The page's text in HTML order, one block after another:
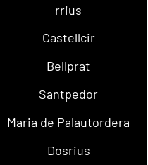
rrius
Castellcir
Bellprat
Santpedor
Maria de Palautordera
Dosrius